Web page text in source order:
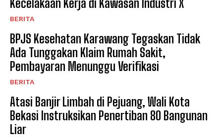
Kecelakaan Kerja di Kawasan Industri X
BERITA
BPJS Kesehatan Karawang Tegaskan Tidak
Ada Tunggakan Klaim Rumah Sakit,
Pembayaran Menunggu Verifikasi
BERITA
Atasi Banjir Limbah di Pejuang, Wali Kota
Bekasi Instruksikan Penertiban 80 Bangunan
Liar